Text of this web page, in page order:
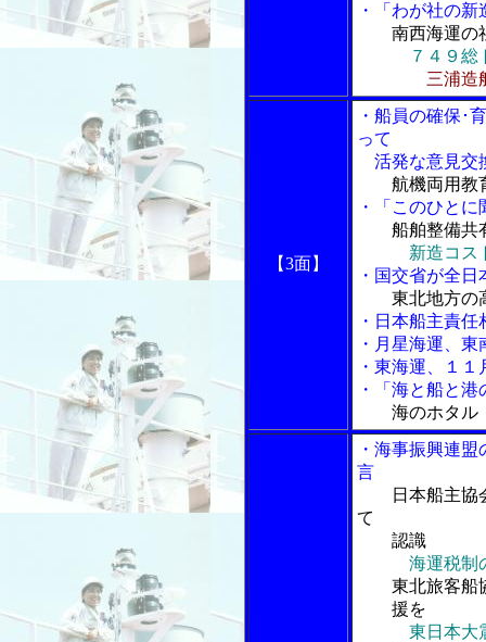
・「わが社の新
南西海運の
７４９
三浦造
【3面】
・船員の確保･
って
活発な意見交
航機両用教
・「このひとに
船舶整備
新造コス
・国交省が全
東北地方の
・日本船主責
・月星海運、
・東海運、１
・「海と船と
海のホタ
・海事振興連
言
日本船主協
て
認識
海運税制
東北旅客船協
援を
東日本大